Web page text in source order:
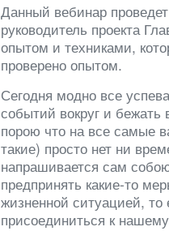
Данный вебинар
руководитель проекта
опытом и техниками,
проверено опытом.
Сегодня модно все
событий вокруг и бежать
порою что на все самые
такие) просто нет ни
напрашивается сам
предпринять какие-то
жизненной ситуацией,
присоединиться к